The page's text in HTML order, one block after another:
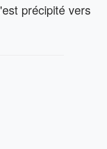
précipité vers